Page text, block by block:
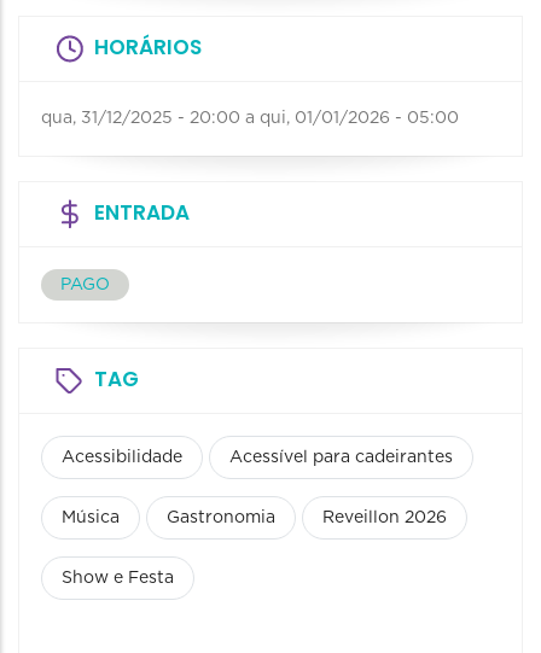
HORÁRIOS
qua, 31/12/2025 - 20:00 a qui, 01/01/2026 - 05:00
ENTRADA
PAGO
TAG
Acessibilidade Acessível para cadeirantes
Música Gastronomia Reveillon 2026
Show e Festa